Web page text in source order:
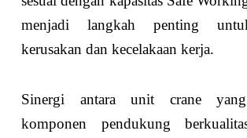
menjadi langkah penting
kerusakan dan kecelakaan kerja.
Sinergi antara unit crane
komponen pendukung